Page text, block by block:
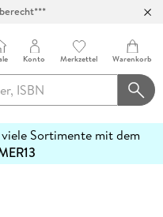
Konto Merkzettel Warenkorb
Sortimente mit dem